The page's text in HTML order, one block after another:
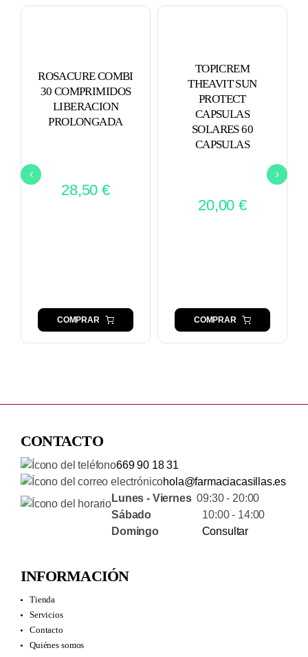
ROSACURE COMBI
30 COMPRIMIDOS
LIBERACION
PROLONGADA
28,50 €
COMPRAR
TOPICREM
THEAVIT SUN
PROTECT
CAPSULAS
SOLARES 60
CAPSULAS
20,00 €
COMPRAR
CONTACTO
669 90 18 31
hola@farmaciacasillas.es
Lunes - Viernes09:30 - 20:00
Sábado 10:00 - 14:00
Domingo
Consultar
INFORMACIÓN
Tienda
Servicios
Contacto
Quiénes somos